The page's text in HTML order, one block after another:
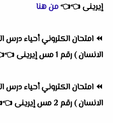
إيرينى👈
👈من هنا
⏪ امتحان الكتروني أحياء
الانسان ) رقم 1 مس إيرينى
👈
⏪ امتحان الكتروني أحياء
الانسان ) رقم 2 مس إيرينى
👈